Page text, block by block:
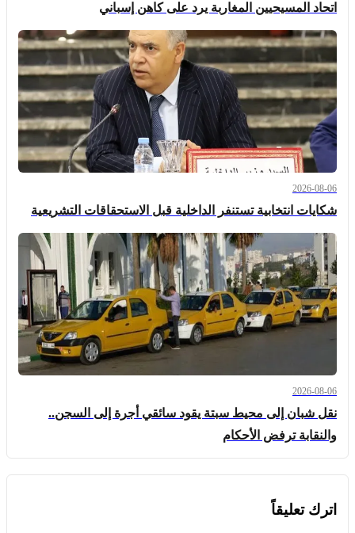
اتحاد المسيحيين المغاربة يرد على كاهن إسباني
2026-08-06
شكايات انتخابية تستنفر الداخلية قبل الاستحقاقات التشريعية
2026-08-06
نقل شبان إلى محيط سبتة يقود سائقي أجرة إلى السجن..
والنقابة ترفض الأحكام
اترك تعليقاً